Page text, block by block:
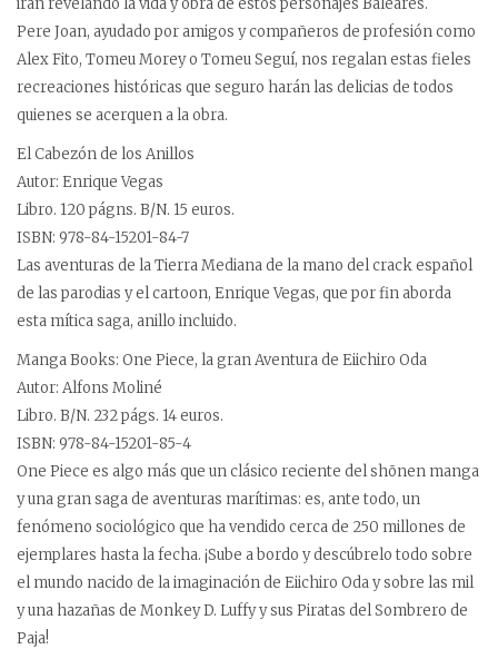
irán revelando la vida y obra de estos personajes Baleares.
Pere Joan, ayudado por amigos y compañeros de profesión como
Alex Fito, Tomeu Morey o Tomeu Seguí, nos regalan estas fieles
recreaciones históricas que seguro harán las delicias de todos
quienes se acerquen a la obra.
El Cabezón de los Anillos
Autor: Enrique Vegas
Libro. 120 págns. B/N. 15 euros.
ISBN: 978-84-15201-84-7
Las aventuras de la Tierra Mediana de la mano del crack español
de las parodias y el cartoon, Enrique Vegas, que por fin aborda
esta mítica saga, anillo incluido.
Manga Books: One Piece, la gran Aventura de Eiichiro Oda
Autor: Alfons Moliné
Libro. B/N. 232 págs. 14 euros.
ISBN: 978-84-15201-85-4
One Piece es algo más que un clásico reciente del shōnen manga
y una gran saga de aventuras marítimas: es, ante todo, un
fenómeno sociológico que ha vendido cerca de 250 millones de
ejemplares hasta la fecha. ¡Sube a bordo y descúbrelo todo sobre
el mundo nacido de la imaginación de Eiichiro Oda y sobre las mil
y una hazañas de Monkey D. Luffy y sus Piratas del Sombrero de
Paja!